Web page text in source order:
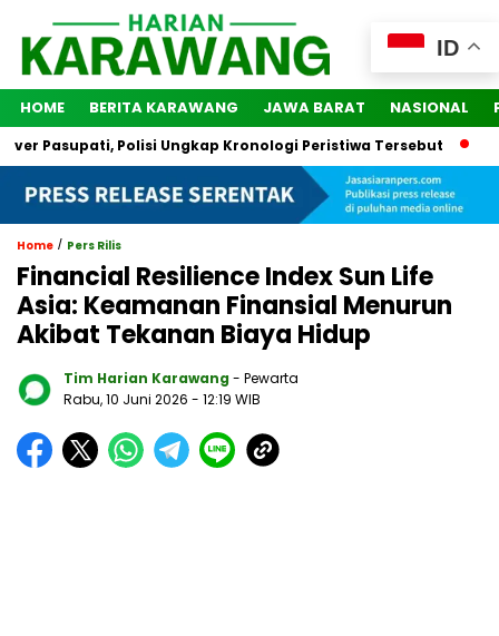
HOME BERITA KARAWANG JAWA BARAT NASIONAL
Polisi Ungkap Kronologi Peristiwa Tersebut 2 Orang
Home / Pers Rilis
Financial Resilience Index Sun Life
Asia: Keamanan Finansial Menurun
Akibat Tekanan Biaya Hidup
Tim Harian Karawang - Pewarta
Rabu, 10 Juni 2026 - 12:19 WIB
ID